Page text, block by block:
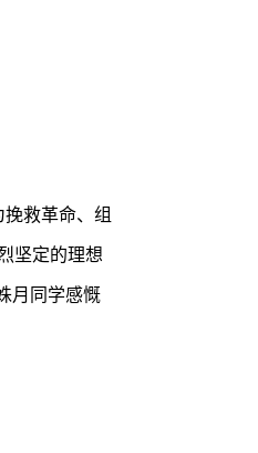
救革命、组
坚定的理想
月同学感慨